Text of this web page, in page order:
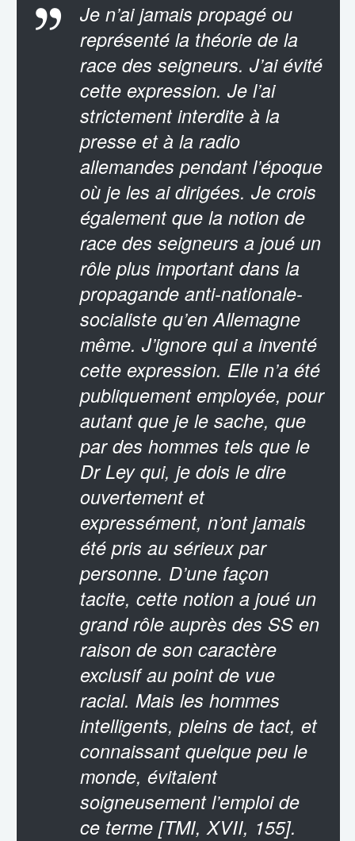
Je n’ai jamais propagé ou
représenté la théorie de la
race des seigneurs. J’ai évité
cette expression. Je l’ai
strictement interdite à la
presse et à la radio
allemandes pendant l’époque
où je les ai dirigées. Je crois
également que la notion de
race des seigneurs a joué un
rôle plus important dans la
propagande anti-nationale-
socialiste qu’en Allemagne
même. J’ignore qui a inventé
cette expression. Elle n’a été
publiquement employée, pour
autant que je le sache, que
par des hommes tels que le
Dr Ley qui, je dois le dire
ouvertement et
expressément, n’ont jamais
été pris au sérieux par
personne. D’une façon
tacite, cette notion a joué un
grand rôle auprès des SS en
raison de son caractère
exclusif au point de vue
racial. Mais les hommes
intelligents, pleins de tact, et
connaissant quelque peu le
monde, évitaient
soigneusement l’emploi de
ce terme [TMI, XVII, 155].